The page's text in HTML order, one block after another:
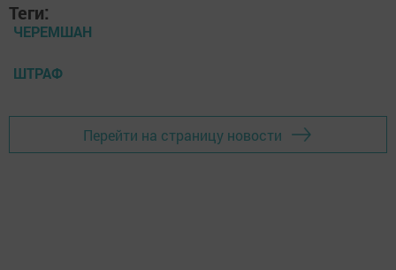
Теги:
ЧЕРЕМШАН
ШТРАФ
Перейти на страницу новости